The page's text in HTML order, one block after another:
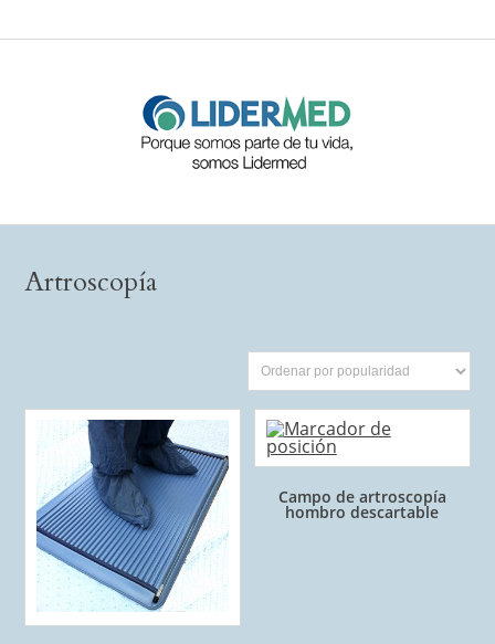
Artroscopía
Campo de artroscopía
hombro descartable